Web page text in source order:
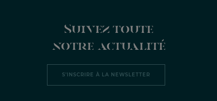
Suivez toute
notre actualité
S’INSCRIRE À LA NEWSLETTER